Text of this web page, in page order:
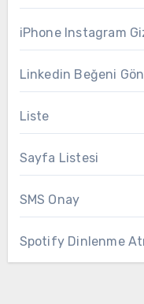
iPhone Instagram
Linkedin Beğeni
Liste
Sayfa Listesi
SMS Onay
Spotify Dinlenme